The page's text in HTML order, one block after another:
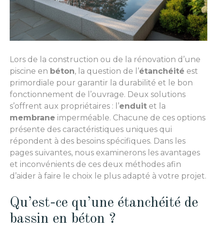
Lors de la construction ou de la rénovation d’une
piscine en béton, la question de l’étanchéité est
primordiale pour garantir la durabilité et le bon
fonctionnement de l’ouvrage. Deux solutions
s’offrent aux propriétaires : l’enduit et la
membrane imperméable. Chacune de ces options
présente des caractéristiques uniques qui
répondent à des besoins spécifiques. Dans les
pages suivantes, nous examinerons les avantages
et inconvénients de ces deux méthodes afin
d’aider à faire le choix le plus adapté à votre projet.
Qu’est-ce qu’une étanchéité de
bassin en béton ?